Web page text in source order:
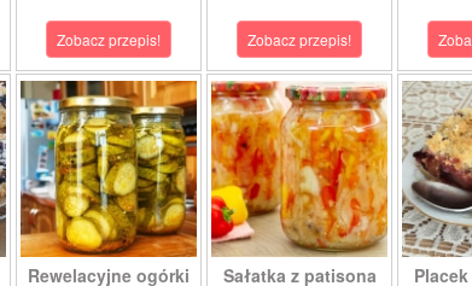
Zobacz przepis! Zobacz przepis!
Rewelacyjne ogórki Sałatka z patisona